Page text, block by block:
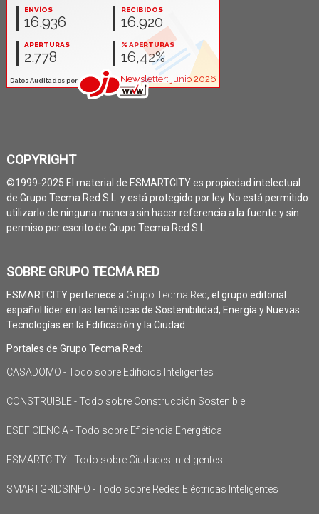
COPYRIGHT
©1999-2025 El material de ESMARTCITY es propiedad intelectual
de Grupo Tecma Red S.L. y está protegido por ley. No está permitido
utilizarlo de ninguna manera sin hacer referencia a la fuente y sin
permiso por escrito de Grupo Tecma Red S.L.
SOBRE GRUPO TECMA RED
ESMARTCITY pertenece a Grupo Tecma Red, el grupo editorial
español líder en las temáticas de Sostenibilidad, Energía y Nuevas
Tecnologías en la Edificación y la Ciudad.
Portales de Grupo Tecma Red:
CASADOMO - Todo sobre Edificios Inteligentes
CONSTRUIBLE - Todo sobre Construcción Sostenible
ESEFICIENCIA - Todo sobre Eficiencia Energética
ESMARTCITY - Todo sobre Ciudades Inteligentes
SMARTGRIDSINFO - Todo sobre Redes Eléctricas Inteligentes